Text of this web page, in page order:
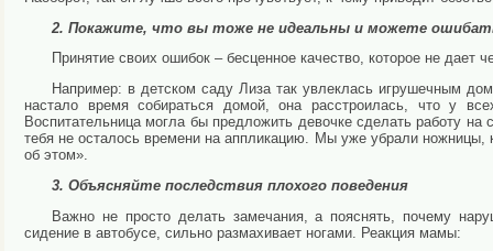
2. Покажите, что вы тоже не идеальны и можете
Принятие своих ошибок – бесценное качество, которое не дает
Например: в детском саду Лиза так увлеклась игрушечным
настало время собираться домой, она расстроилась, что у
Воспитательница могла бы предложить девочке сделать работу
тебя не осталось времени на аппликацию. Мы уже убрали
об этом».
3. Объясняйте последствия плохого поведения
Важно не просто делать замечания, а пояснять, почему
сидение в автобусе, сильно размахивает ногами. Реакция мамы: